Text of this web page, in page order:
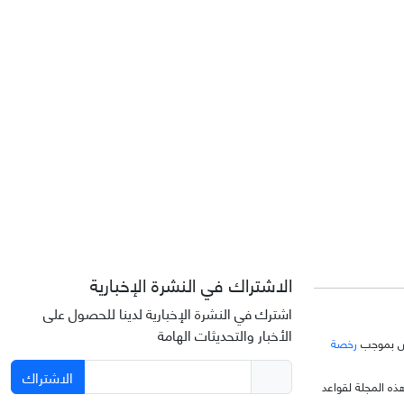
بموجب رخصة
المجلة لقواعد
الاشتراك في النشرة الإخبارية
اشترك في النشرة الإخبارية لدينا للحصول على
الأخبار والتحديثات الهامة
الاشتراك